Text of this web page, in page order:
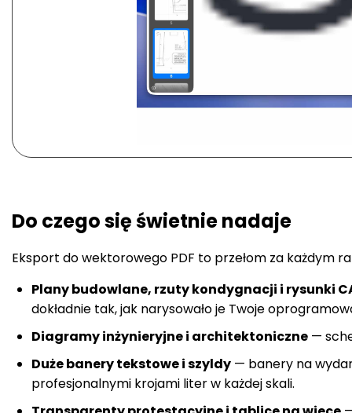
Do czego się świetnie nadaje
Eksport do wektorowego PDF to przełom za każdym
Plany budowlane, rzuty kondygnacji i rysunki
dokładnie tak, jak narysowało je Twoje
Diagramy inżynieryjne i architektoniczne —
Duże banery tekstowe i szyldy — banery na
profesjonalnymi krojami liter w każdej skali.